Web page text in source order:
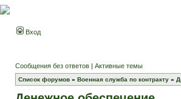
Вход
Сообщения без ответов | Активные темы
Список форумов » Военная служба по контракту »